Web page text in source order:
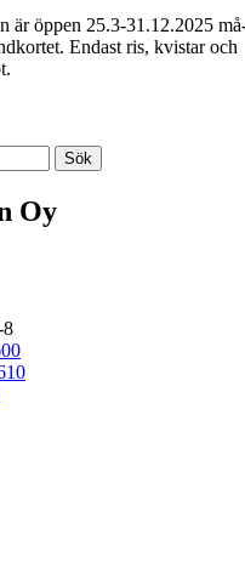
är öppen 25.3-31.12.2025
Endast ris, kvistar och
Oy
8